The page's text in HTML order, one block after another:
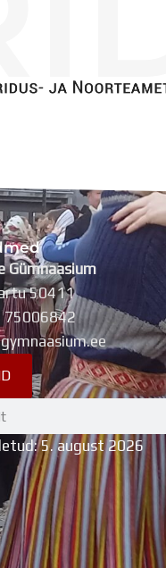
Gümnaasium
50411
75006842
5. august 2026